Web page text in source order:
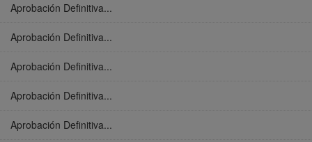
Aprobación Definitiva...
Aprobación Definitiva...
Aprobación Definitiva...
Aprobación Definitiva...
Aprobación Definitiva...